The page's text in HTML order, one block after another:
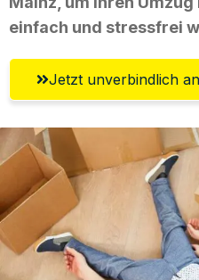
einfach und stressfrei
Jetzt unverbindlich